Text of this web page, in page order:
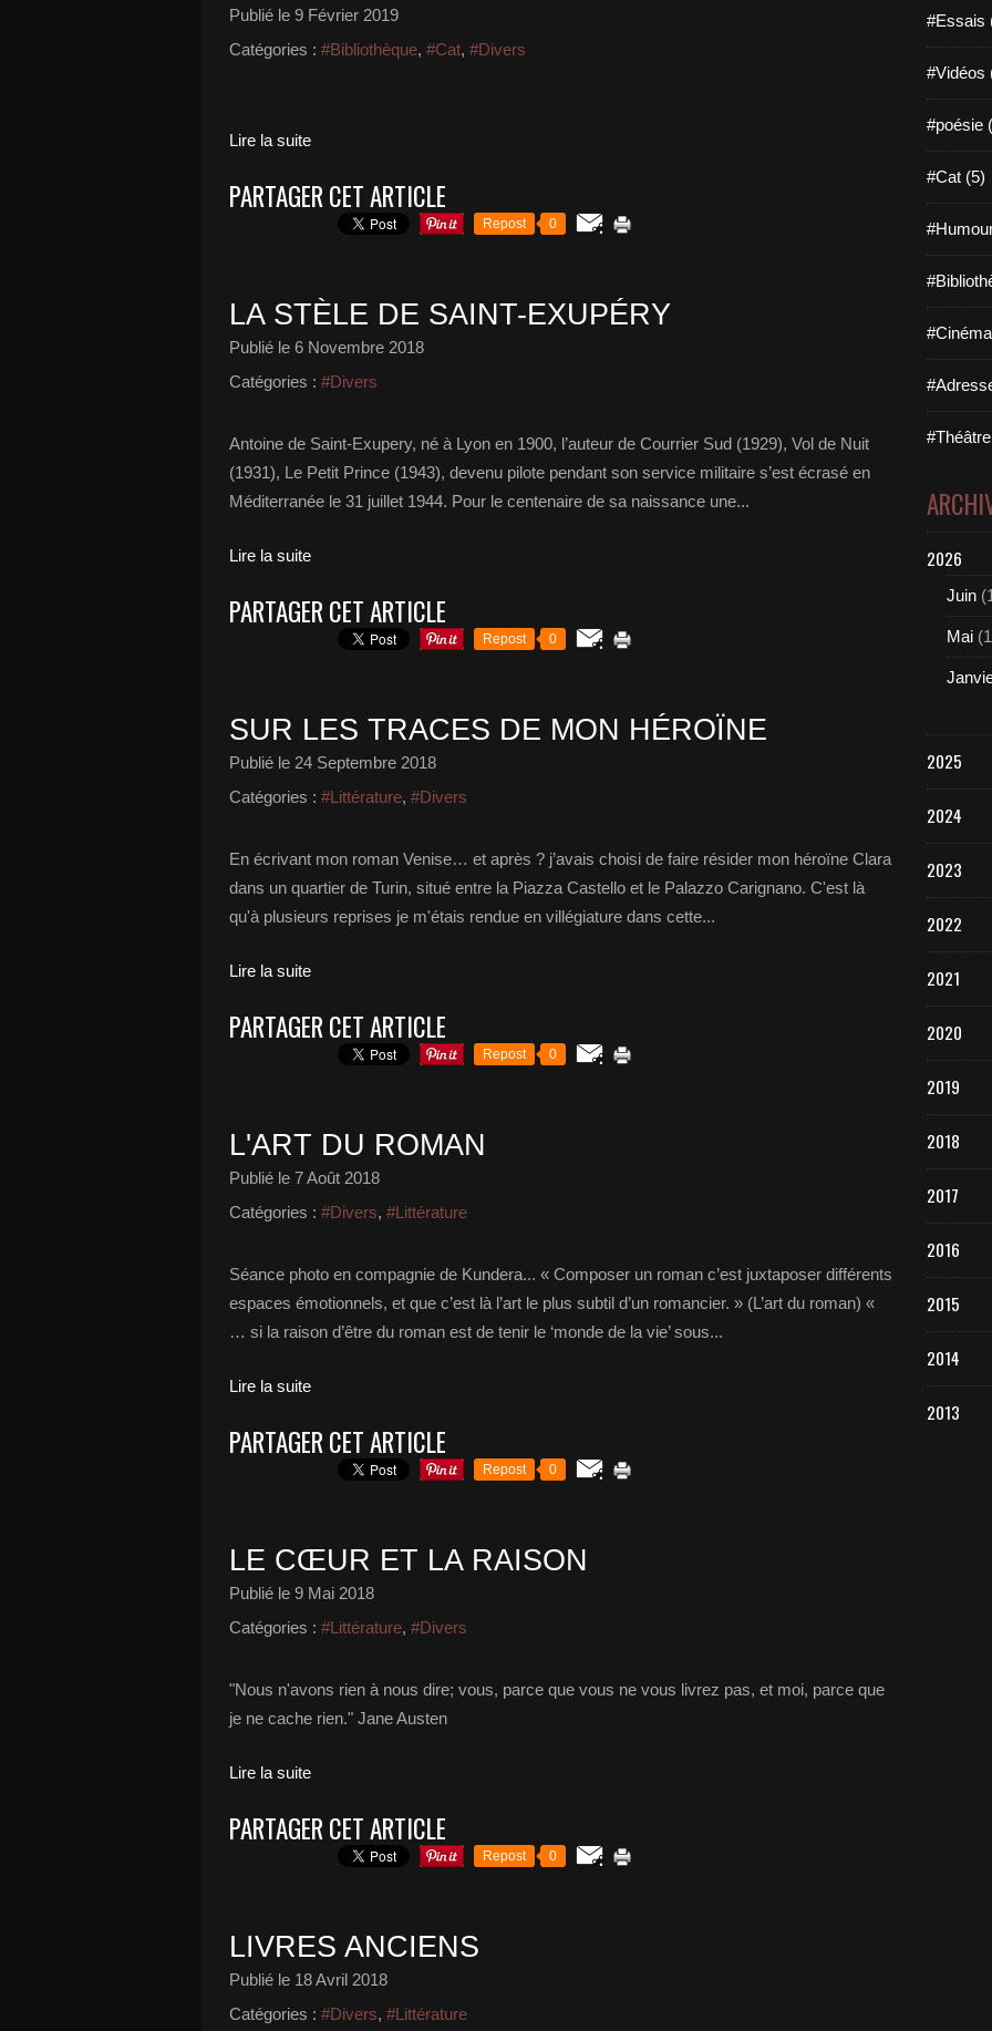
Publié le 9 Février 2019
Catégories : #Bibliothèque, #Cat, #Divers
Lire la suite
PARTAGER CET ARTICLE
Repost 0
LA STÈLE DE SAINT-EXUPÉRY
Publié le 6 Novembre 2018
Catégories : #Divers
Antoine de Saint-Exupery, né à Lyon en 1900, l’auteur de Courrier Sud (1929), Vol de Nuit
(1931), Le Petit Prince (1943), devenu pilote pendant son service militaire s’est écrasé en
Méditerranée le 31 juillet 1944. Pour le centenaire de sa naissance une...
Lire la suite
PARTAGER CET ARTICLE
Repost 0
SUR LES TRACES DE MON HÉROÏNE
Publié le 24 Septembre 2018
Catégories : #Littérature, #Divers
En écrivant mon roman Venise… et après ? j’avais choisi de faire résider mon héroïne Clara
dans un quartier de Turin, situé entre la Piazza Castello et le Palazzo Carignano. C'est là
qu'à plusieurs reprises je m'étais rendue en villégiature dans cette...
Lire la suite
PARTAGER CET ARTICLE
Repost 0
L'ART DU ROMAN
Publié le 7 Août 2018
Catégories : #Divers, #Littérature
Séance photo en compagnie de Kundera... « Composer un roman c’est juxtaposer différents
espaces émotionnels, et que c’est là l’art le plus subtil d’un romancier. » (L’art du roman) «
… si la raison d’être du roman est de tenir le ‘monde de la vie’ sous...
Lire la suite
PARTAGER CET ARTICLE
Repost 0
LE CŒUR ET LA RAISON
Publié le 9 Mai 2018
Catégories : #Littérature, #Divers
"Nous n'avons rien à nous dire; vous, parce que vous ne vous livrez pas, et moi, parce que
je ne cache rien." Jane Austen
Lire la suite
PARTAGER CET ARTICLE
Repost 0
LIVRES ANCIENS
Publié le 18 Avril 2018
Catégories : #Divers, #Littérature
#Essais
#Vidéos
#poésie
#Cat (5)
2026
Juin
Mai
2025
2024
2023
2022
2021
2020
2019
2018
2017
2016
2015
2014
2013